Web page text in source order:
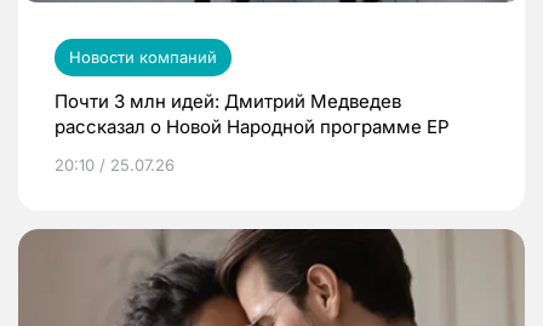
Новости компаний
Почти 3 млн идей: Дмитрий Медведев
рассказал о Новой Народной программе ЕР
20:10 / 25.07.26